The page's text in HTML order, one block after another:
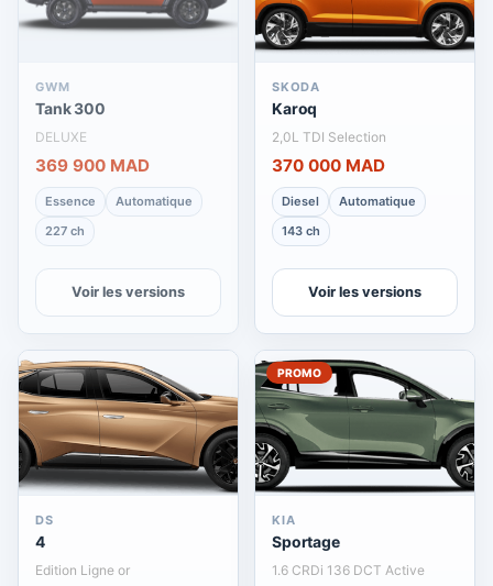
GWM
Tank 300
DELUXE
369 900 MAD
Essence
Automatique
227 ch
Voir les versions
SKODA
Karoq
2,0L TDI Selection
370 000 MAD
Diesel
Automatique
143 ch
Voir les versions
DS
4
Edition Ligne or
PROMO
KIA
Sportage
1.6 CRDi 136 DCT Active